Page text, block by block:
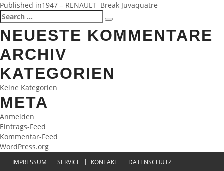
BEITRAGSNAVIGATION
Published in1947 – RENAULT Break Juvaquatre
Search
for:
Search
NEUESTE KOMMENTARE
ARCHIV
KATEGORIEN
Keine Kategorien
META
Anmelden
Eintrags-Feed
Kommentar-Feed
WordPress.org
IMPRESSUM SERVICE KONTAKT DATENSCHUTZ